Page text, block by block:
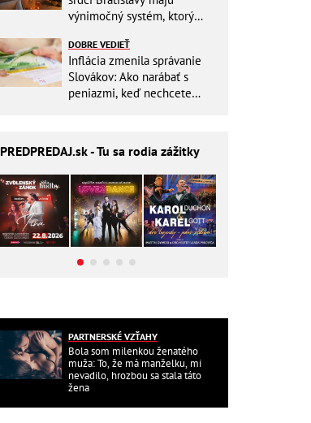
výnimočný systém, ktorý
DOBRE VEDIEŤ
Inflácia zmenila správanie
Slovákov: Ako narábať s
peniazmi, keď nechcete
PREDPREDAJ.sk - Tu sa rodia zážitky
PARTNERSKÉ VZŤAHY
Bola som milenkou ženatého
muža: To, že má manželku, mi
nevadilo, hrozbou sa stala táto
žena